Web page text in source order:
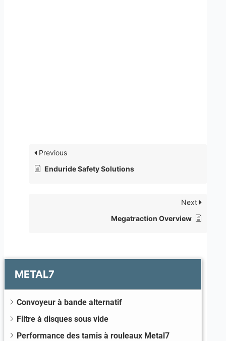
METAL7
Convoyeur à bande alternatif
Filtre à disques sous vide
Performance des tamis à rouleaux Metal7
Previous
Enduride Safety Solutions
Next
Megatraction Overview